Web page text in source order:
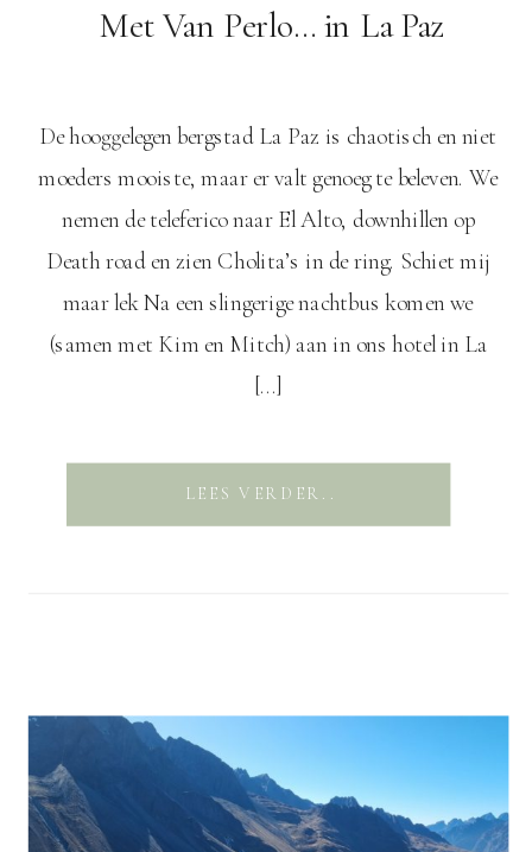
Met Van Perlo… in La Paz
De hooggelegen bergstad La Paz is chaotisch en niet
moeders mooiste, maar er valt genoeg te beleven. We
nemen de teleferico naar El Alto, downhillen op
Death road en zien Cholita’s in de ring. Schiet mij
maar lek Na een slingerige nachtbus komen we
(samen met Kim en Mitch) aan in ons hotel in La
[…]
LEES VERDER..